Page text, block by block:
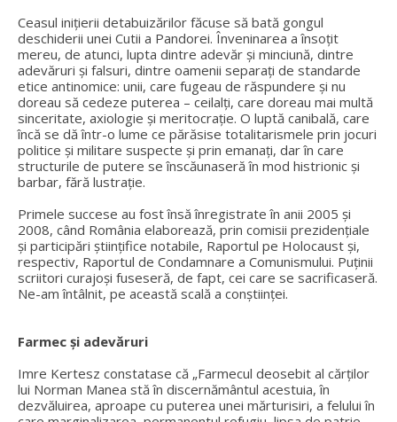
Ceasul inițierii detabuizărilor făcuse să bată gongul
deschiderii unei Cutii a Pandorei. Înveninarea a însoțit
mereu, de atunci, lupta dintre adevăr și minciună, dintre
adevăruri și falsuri, dintre oamenii separați de standarde
etice antinomice: unii, care fugeau de răspundere și nu
doreau să cedeze puterea – ceilalți, care doreau mai multă
sinceritate, axiologie și meritocrație. O luptă canibală, care
încă se dă într-o lume ce părăsise totalitarismele prin jocuri
politice și militare suspecte și prin emanați, dar în care
structurile de putere se înscăunaseră în mod histrionic și
barbar, fără lustrație.
Primele succese au fost însă înregistrate în anii 2005 și
2008, când România elaborează, prin comisii prezidențiale
și participări științifice notabile, Raportul pe Holocaust și,
respectiv, Raportul de Condamnare a Comunismului. Puținii
scriitori curajoși fuseseră, de fapt, cei care se sacrificaseră.
Ne-am întâlnit, pe această scală a conștiinței.
Farmec și adevăruri
Imre Kertesz constatase că „Farmecul deosebit al cărţilor
lui Norman Manea stă în discernământul acestuia, în
dezvăluirea, aproape cu puterea unei mărturisiri, a felului în